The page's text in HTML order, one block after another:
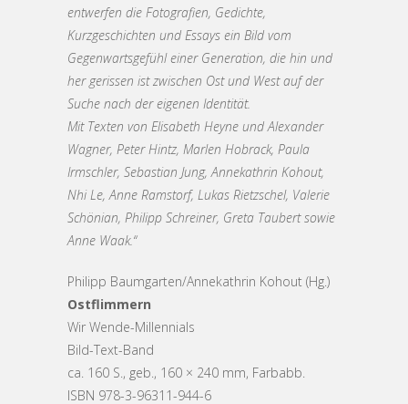
entwerfen die Fotografien, Gedichte,
Kurzgeschichten und Essays ein Bild vom
Gegenwartsgefühl einer Generation, die hin und
her gerissen ist zwischen Ost und West auf der
Suche nach der eigenen Identität.
Mit Texten von Elisabeth Heyne und Alexander
Wagner, Peter Hintz, Marlen Hobrack, Paula
Irmschler, Sebastian Jung, Annekathrin Kohout,
Nhi Le, Anne Ramstorf, Lukas Rietzschel, Valerie
Schönian, Philipp Schreiner, Greta Taubert sowie
Anne Waak.“
Philipp Baumgarten/Annekathrin Kohout (Hg.)
Ostflimmern
Wir Wende-Millennials
Bild-Text-Band
ca. 160 S., geb., 160 × 240 mm, Farbabb.
ISBN 978-3-96311-944-6